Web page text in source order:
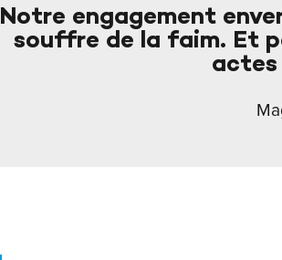
Notre engagement
souffre de la faim. Et